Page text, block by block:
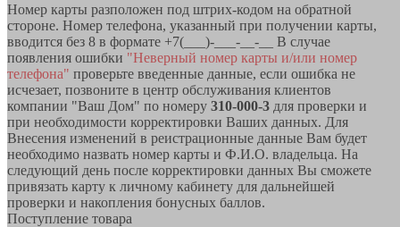
Номер карты разположен под штрих-кодом на обратной
стороне. Номер телефона, указанный при получении карты,
вводится без 8 в формате +7(___)-___-__-__ В случае
появления ошибки "Неверный номер карты и/или номер
телефона" проверьте введенные данные, если ошибка не
исчезает, позвоните в центр обслуживания клиентов
компании "Ваш Дом" по номеру 310-000-3 для проверки и
при необходимости корректировки Ваших данных. Для
Внесения изменений в реистрационные данные Вам будет
необходимо назвать номер карты и Ф.И.О. владельца. На
следующий день после корректировки данных Вы сможете
привязать карту к личному кабинету для дальнейшей
проверки и накопления бонусных баллов.
Поступление товара